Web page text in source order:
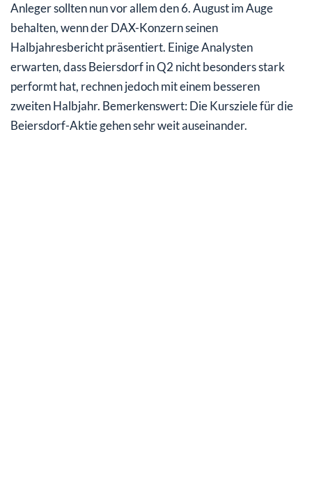
Anleger sollten nun vor allem den 6. August im Auge
behalten, wenn der DAX-Konzern seinen
Halbjahresbericht präsentiert. Einige Analysten
erwarten, dass Beiersdorf in Q2 nicht besonders stark
performt hat, rechnen jedoch mit einem besseren
zweiten Halbjahr. Bemerkenswert: Die Kursziele für die
Beiersdorf-Aktie gehen sehr weit auseinander.